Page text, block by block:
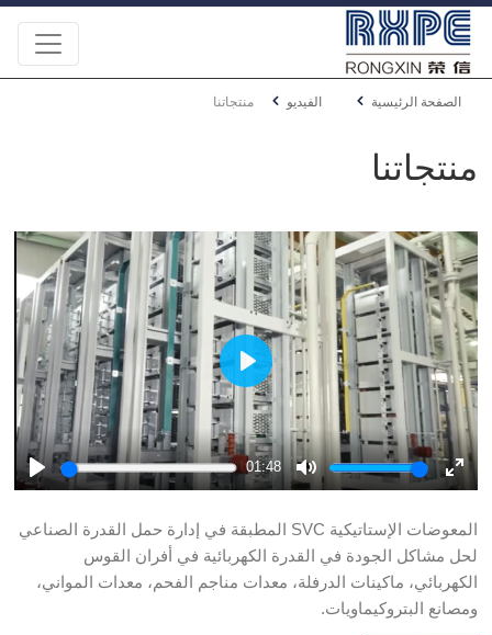
الصفحة الرئيسية الفيديو منتجاتنا
منتجاتنا
Play
01:48
Mute
Enter
Play
المعوضات الإستاتيكية SVC المطبقة في إدارة حمل القدرة الصناعي
لحل مشاكل الجودة في القدرة الكهربائية في أفران القوس
الكهربائي، ماكينات الدرفلة، معدات مناجم الفحم، معدات المواني،
ومصانع البتروكيماويات.